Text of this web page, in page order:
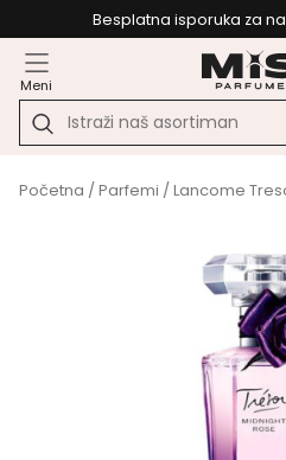
Besplatna isporuka za
Meni
Početna /Parfemi / Lancome